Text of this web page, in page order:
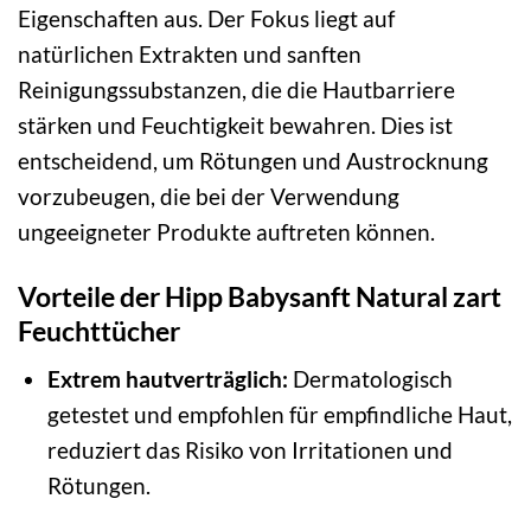
Eigenschaften aus. Der Fokus liegt auf
natürlichen Extrakten und sanften
Reinigungssubstanzen, die die Hautbarriere
stärken und Feuchtigkeit bewahren. Dies ist
entscheidend, um Rötungen und Austrocknung
vorzubeugen, die bei der Verwendung
ungeeigneter Produkte auftreten können.
Vorteile der Hipp Babysanft Natural zart
Feuchttücher
Extrem hautverträglich: Dermatologisch
getestet und empfohlen für empfindliche Haut,
reduziert das Risiko von Irritationen und
Rötungen.